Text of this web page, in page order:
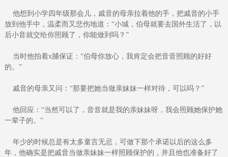
他想到小学四年级那会儿，戚音的母亲拉着他的手，把戚音的小手
放到他手中，温柔而又悲伤地道：“小城，伯母就要去国外生活了，以
后小音就交给你照顾了，你能做到吗？”
当时他拍着x脯保证：“伯母你放心，我肯定会把音音照顾的好好
的。”
戚音的母亲又问：“那要把她当做亲妹妹一样对待，可以吗？”
他回应：“当然可以了，音音就是我的亲妹妹呀，我会照顾她保护她
一辈子的。”
年少的时候总是有太多童言无忌，可做下那个承诺以后的这么多
年，他确实是把戚音当做亲妹妹一样照顾保护的，并且他也准备好了